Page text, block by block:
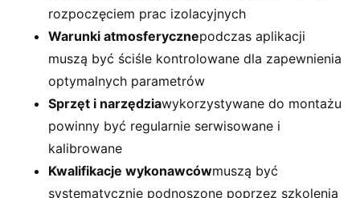
rozpoczęciem prac izolacyjnych
Warunki atmosferycznepodczas aplikacji
muszą być ściśle kontrolowane dla zapewnienia
optymalnych parametrów
Sprzęt i narzędziawykorzystywane do montażu
powinny być regularnie serwisowane i
kalibrowane
Kwalifikacje wykonawcówmuszą być
systematycznie podnoszone poprzez szkolenia